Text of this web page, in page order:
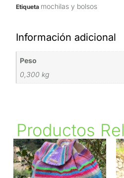
Etiqueta mochilas y bolsos
Información adicional
Peso
0,300 kg
Productos